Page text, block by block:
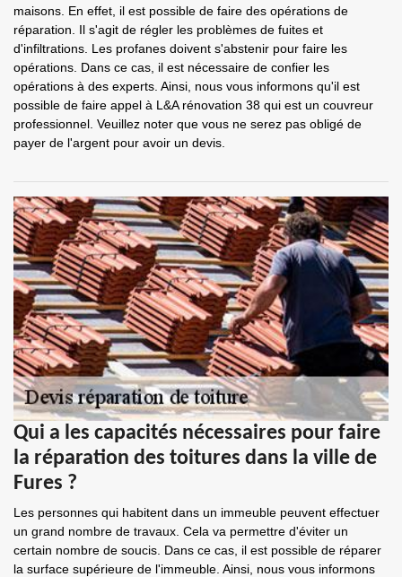
maisons. En effet, il est possible de faire des opérations de
réparation. Il s'agit de régler les problèmes de fuites et
d'infiltrations. Les profanes doivent s'abstenir pour faire les
opérations. Dans ce cas, il est nécessaire de confier les
opérations à des experts. Ainsi, nous vous informons qu'il est
possible de faire appel à L&A rénovation 38 qui est un couvreur
professionnel. Veuillez noter que vous ne serez pas obligé de
payer de l'argent pour avoir un devis.
Qui a les capacités nécessaires pour faire
la réparation des toitures dans la ville de
Fures ?
Les personnes qui habitent dans un immeuble peuvent effectuer
un grand nombre de travaux. Cela va permettre d'éviter un
certain nombre de soucis. Dans ce cas, il est possible de réparer
la surface supérieure de l'immeuble. Ainsi, nous vous informons